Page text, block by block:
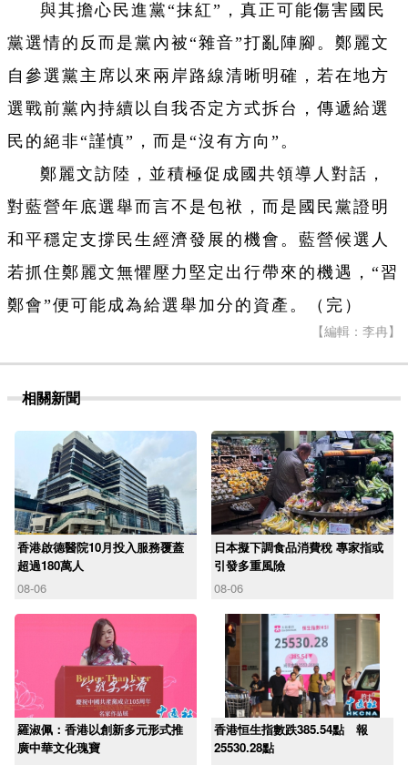
與其擔心民進黨“抹紅”，真正可能傷害國民
黨選情的反而是黨內被“雜音”打亂陣腳。鄭麗文
自參選黨主席以來兩岸路線清晰明確，若在地方
選戰前黨內持續以自我否定方式拆台，傳遞給選
民的絕非“謹慎”，而是“沒有方向”。
鄭麗文訪陸，並積極促成國共領導人對話，
對藍營年底選舉而言不是包袱，而是國民黨證明
和平穩定支撐民生經濟發展的機會。藍營候選人
若抓住鄭麗文無懼壓力堅定出行帶來的機遇，“習
鄭會”便可能成為給選舉加分的資產。（完）
【編輯：李冉】
相關新聞
香港啟德醫院10月投入服務覆蓋
超過180萬人
08-06
日本擬下調食品消費稅 專家指或
引發多重風險
08-06
羅淑佩：香港以創新多元形式推
廣中華文化瑰寶
香港恒生指數跌385.54點 報
25530.28點